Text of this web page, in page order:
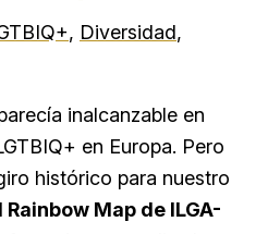
, Diversidad,
inalcanzable en
en Europa. Pero
histórico para nuestro
Map de ILGA-